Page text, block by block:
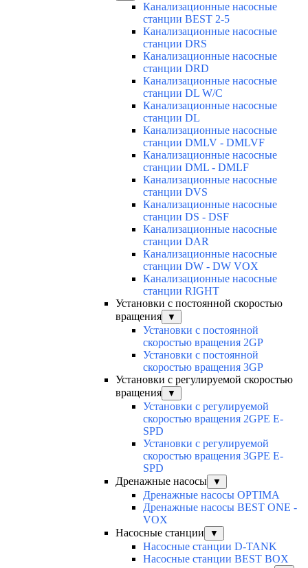
Канализационные насосные
станции BEST 2-5
Канализационные насосные
станции DRS
Канализационные насосные
станции DRD
Канализационные насосные
станции DL W/C
Канализационные насосные
станции DL
Канализационные насосные
станции DMLV - DMLVF
Канализационные насосные
станции DML - DMLF
Канализационные насосные
станции DVS
Канализационные насосные
станции DS - DSF
Канализационные насосные
станции DAR
Канализационные насосные
станции DW - DW VOX
Канализационные насосные
станции RIGHT
Установки с постоянной скоростью
вращения
▼
Установки с постоянной
скоростью вращения 2GP
Установки с постоянной
скоростью вращения 3GP
Установки с регулируемой скоростью
вращения
▼
Установки с регулируемой
скоростью вращения 2GPE E-
SPD
Установки с регулируемой
скоростью вращения 3GPE E-
SPD
Дренажные насосы
▼
Дренажные насосы OPTIMA
Дренажные насосы BEST ONE -
VOX
Насосные станции
▼
Насосные станции D-TANK
Насосные станции BEST BOX